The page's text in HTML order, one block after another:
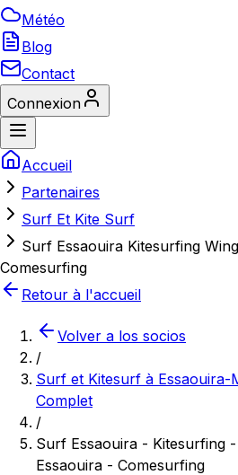
Météo
Blog
Contact
Connexion
Accueil
Partenaires
Surf Et Kite Surf
Surf Essaouira Kitesurfing
Comesurfing
Retour à l'accueil
Volver a los socios
/
Surf et Kitesurf à Essaouira-
Complet
/
Surf Essaouira - Kitesurfing
Essaouira - Comesurfing